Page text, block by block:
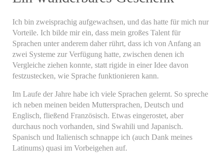
Ich bin zweisprachig aufgewachsen, und das hatte für mich nur
Vorteile. Ich bilde mir ein, dass mein großes Talent für
Sprachen unter anderem daher rührt, dass ich von Anfang an
zwei Systeme zur Verfügung hatte, zwischen denen ich
Vergleiche ziehen konnte, statt rigide in einer Idee davon
festzustecken, wie Sprache funktionieren kann.
Im Laufe der Jahre habe ich viele Sprachen gelernt. So spreche
ich neben meinen beiden Muttersprachen, Deutsch und
Englisch, fließend Französisch. Etwas eingerostet, aber
durchaus noch vorhanden, sind Swahili und Japanisch.
Spanisch und Italienisch schnappe ich (auch Dank meines
Latinums) quasi im Vorbeigehen auf.